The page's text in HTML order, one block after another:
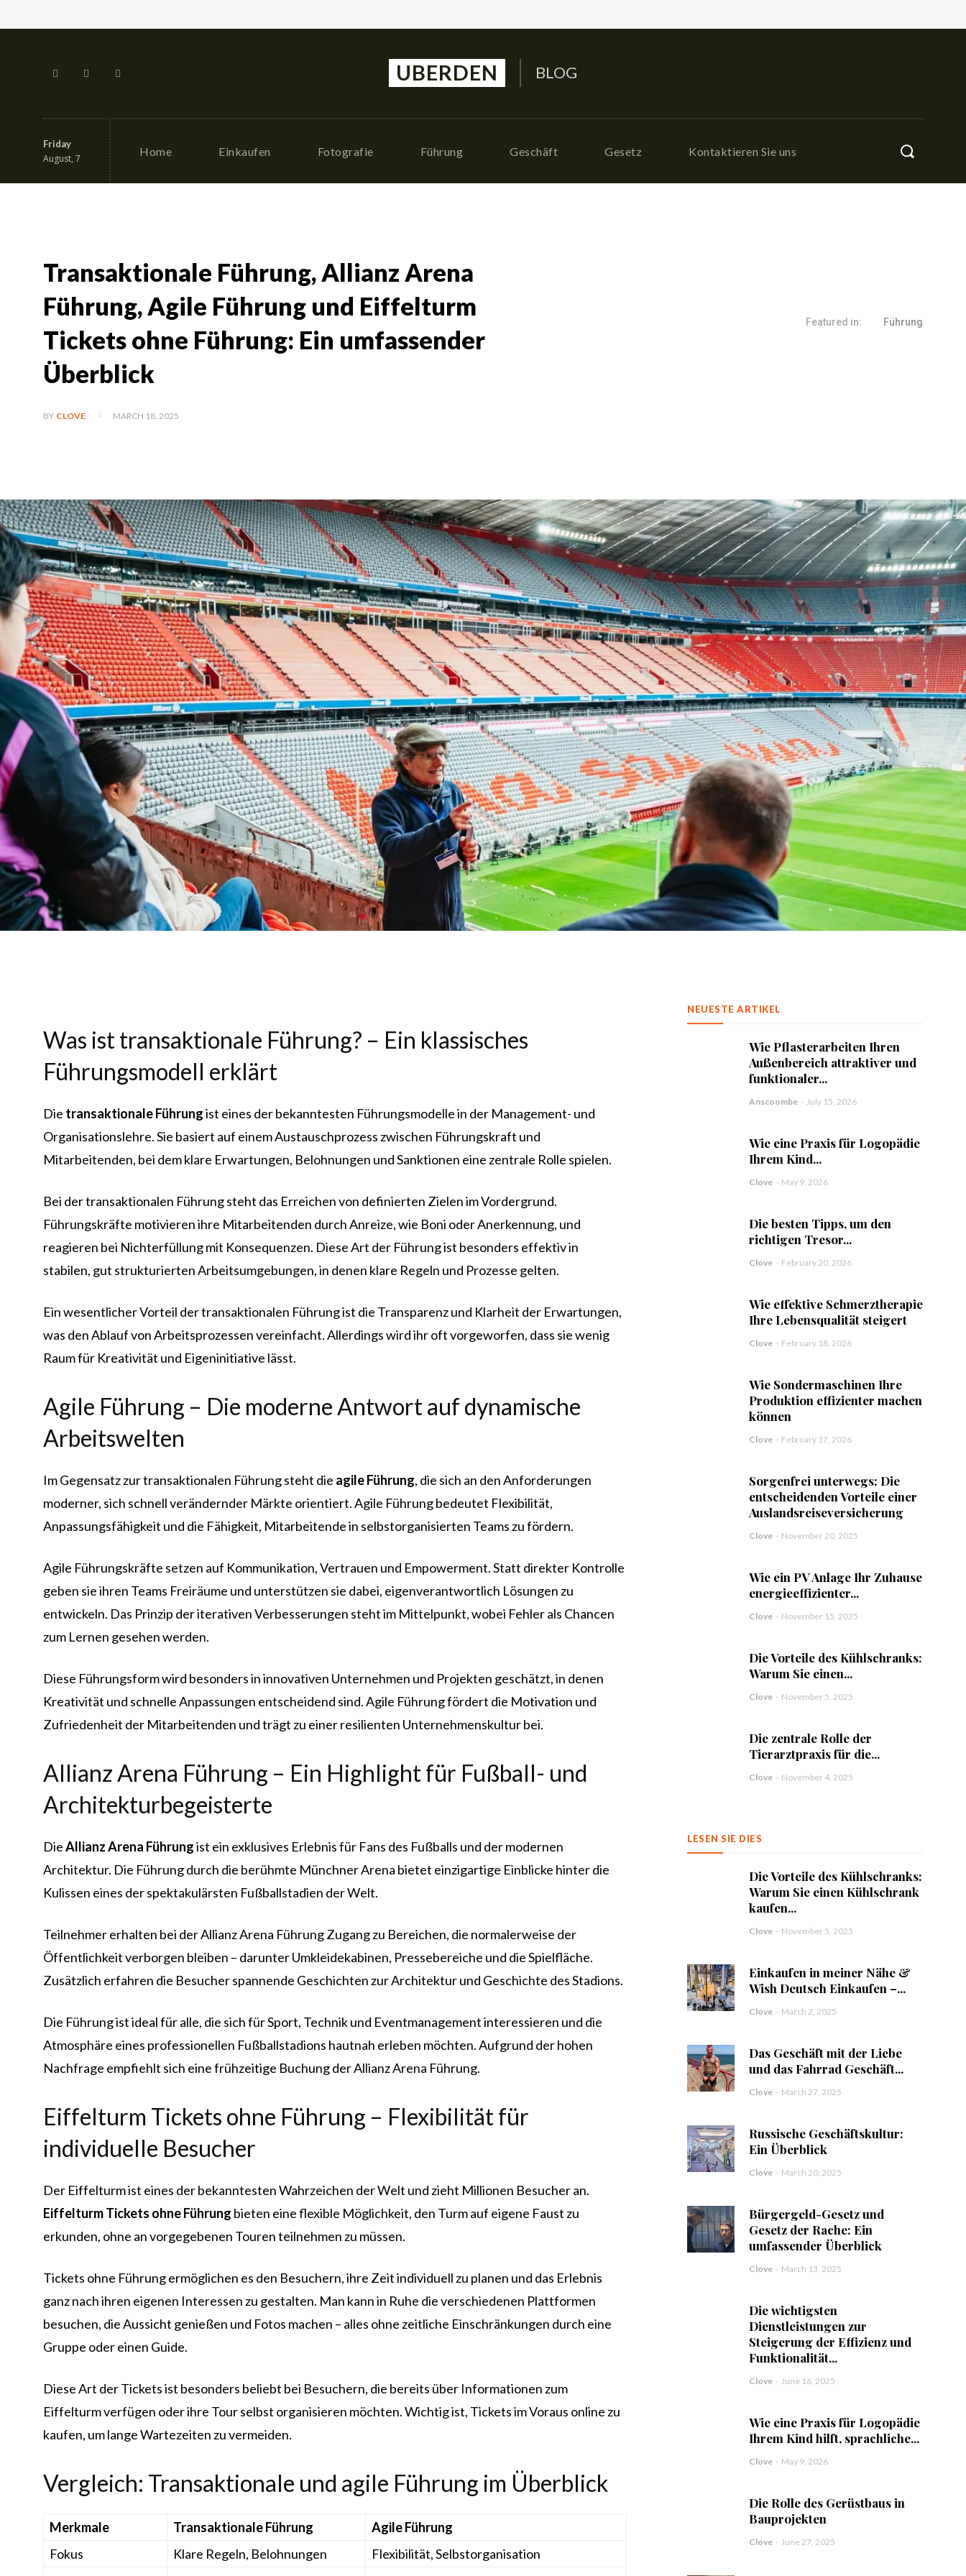
UBERDEN BLOG
Friday
August, 7
Home Einkaufen Fotografie Führung Geschäft Gesetz Kontaktieren Sie uns
Transaktionale Führung, Allianz Arena
Führung, Agile Führung und Eiffelturm
Tickets ohne Führung: Ein umfassender
Überblick
Featured in: Führung
BY CLOVE MARCH 18, 2025
Was ist transaktionale Führung? – Ein klassisches
Führungsmodell erklärt
Die transaktionale Führungist eines der bekanntesten Führungsmodelle in der Management- und
Organisationslehre. Sie basiert auf einem Austauschprozess zwischen Führungskraft und
Mitarbeitenden, bei dem klare Erwartungen, Belohnungen und Sanktionen eine zentrale Rolle spielen.
Bei der transaktionalen Führung steht das Erreichen von definierten Zielen im Vordergrund.
Führungskräfte motivieren ihre Mitarbeitenden durch Anreize, wie Boni oder Anerkennung, und
reagieren bei Nichterfüllung mit Konsequenzen. Diese Art der Führung ist besonders effektiv in
stabilen, gut strukturierten Arbeitsumgebungen, in denen klare Regeln und Prozesse gelten.
Ein wesentlicher Vorteil der transaktionalen Führung ist die Transparenz und Klarheit der Erwartungen,
was den Ablauf von Arbeitsprozessen vereinfacht. Allerdings wird ihr oft vorgeworfen, dass sie wenig
Raum für Kreativität und Eigeninitiative lässt.
Agile Führung – Die moderne Antwort auf dynamische
Arbeitswelten
Im Gegensatz zur transaktionalen Führung steht die agile Führung, die sich an den Anforderungen
moderner, sich schnell verändernder Märkte orientiert. Agile Führung bedeutet Flexibilität,
Anpassungsfähigkeit und die Fähigkeit, Mitarbeitende in selbstorganisierten Teams zu fördern.
Agile Führungskräfte setzen auf Kommunikation, Vertrauen und Empowerment. Statt direkter Kontrolle
geben sie ihren Teams Freiräume und unterstützen sie dabei, eigenverantwortlich Lösungen zu
entwickeln. Das Prinzip der iterativen Verbesserungen steht im Mittelpunkt, wobei Fehler als Chancen
zum Lernen gesehen werden.
Diese Führungsform wird besonders in innovativen Unternehmen und Projekten geschätzt, in denen
Kreativität und schnelle Anpassungen entscheidend sind. Agile Führung fördert die Motivation und
Zufriedenheit der Mitarbeitenden und trägt zu einer resilienten Unternehmenskultur bei.
Allianz Arena Führung – Ein Highlight für Fußball- und
Architekturbegeisterte
DieAllianz Arena Führungist ein exklusives Erlebnis für Fans des Fußballs und der modernen
Architektur. Die Führung durch die berühmte Münchner Arena bietet einzigartige Einblicke hinter die
Kulissen eines der spektakulärsten Fußballstadien der Welt.
Teilnehmer erhalten bei der Allianz Arena Führung Zugang zu Bereichen, die normalerweise der
Öffentlichkeit verborgen bleiben – darunter Umkleidekabinen, Pressebereiche und die Spielfläche.
Zusätzlich erfahren die Besucher spannende Geschichten zur Architektur und Geschichte des Stadions.
Die Führung ist ideal für alle, die sich für Sport, Technik und Eventmanagement interessieren und die
Atmosphäre eines professionellen Fußballstadions hautnah erleben möchten. Aufgrund der hohen
Nachfrage empfiehlt sich eine frühzeitige Buchung der Allianz Arena Führung.
Eiffelturm Tickets ohne Führung – Flexibilität für
individuelle Besucher
Der Eiffelturm ist eines der bekanntesten Wahrzeichen der Welt und zieht Millionen Besucher an.
Eiffelturm Tickets ohne Führung bieten eine flexible Möglichkeit, den Turm auf eigene Faust zu
erkunden, ohne an vorgegebenen Touren teilnehmen zu müssen.
Tickets ohne Führung ermöglichen es den Besuchern, ihre Zeit individuell zu planen und das Erlebnis
ganz nach ihren eigenen Interessen zu gestalten. Man kann in Ruhe die verschiedenen Plattformen
besuchen, die Aussicht genießen und Fotos machen – alles ohne zeitliche Einschränkungen durch eine
Gruppe oder einen Guide.
Diese Art der Tickets ist besonders beliebt bei Besuchern, die bereits über Informationen zum
Eiffelturm verfügen oder ihre Tour selbst organisieren möchten. Wichtig ist, Tickets im Voraus online zu
kaufen, um lange Wartezeiten zu vermeiden.
Vergleich: Transaktionale und agile Führung im Überblick
Merkmale Transaktionale Führung
Agile Führung
Fokus
Klare Regeln, Belohnungen
Flexibilität, Selbstorganisation
NEUESTE ARTIKEL
Wie Pflasterarbeiten Ihren
Außenbereich attraktiver und
funktionaler...
Anscoombe - July 15, 2026
Wie eine Praxis für Logopädie
Ihrem Kind...
Clove - May 9, 2026
Die besten Tipps, um den
richtigen Tresor...
Clove - February 20, 2026
Wie effektive Schmerztherapie
Ihre Lebensqualität steigert
Clove - February 18, 2026
Wie Sondermaschinen Ihre
Produktion effizienter machen
können
Clove - February 17, 2026
Sorgenfrei unterwegs: Die
entscheidenden Vorteile einer
Auslandsreiseversicherung
Clove - November 20, 2025
Wie ein PV Anlage Ihr Zuhause
energieeffizienter...
Clove - November 15, 2025
Die Vorteile des Kühlschranks:
Warum Sie einen...
Clove - November 5, 2025
Die zentrale Rolle der
Tierarztpraxis für die...
Clove - November 4, 2025
LESEN SIE DIES
Die Vorteile des Kühlschranks:
Warum Sie einen Kühlschrank
kaufen...
Clove - November 5, 2025
Einkaufen in meiner Nähe &
Wish Deutsch Einkaufen –...
Clove - March 2, 2025
Das Geschäft mit der Liebe
und das Fahrrad Geschäft...
Clove - March 27, 2025
Russische Geschäftskultur:
Ein Überblick
Clove - March 20, 2025
Bürgergeld-Gesetz und
Gesetz der Rache: Ein
umfassender Überblick
Clove - March 13, 2025
Die wichtigsten
Dienstleistungen zur
Steigerung der Effizienz und
Funktionalität...
Clove - June 16, 2025
Wie eine Praxis für Logopädie
Ihrem Kind hilft, sprachliche...
Clove - May 9, 2026
Die Rolle des Gerüstbaus in
Bauprojekten
Clove - June 27, 2025